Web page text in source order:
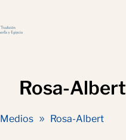
Rosa-Albert
Medios Rosa-Albert